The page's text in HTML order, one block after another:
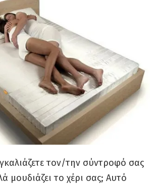
τον/την σύντροφό σας
μουδιάζει το χέρι σας; Αυτό